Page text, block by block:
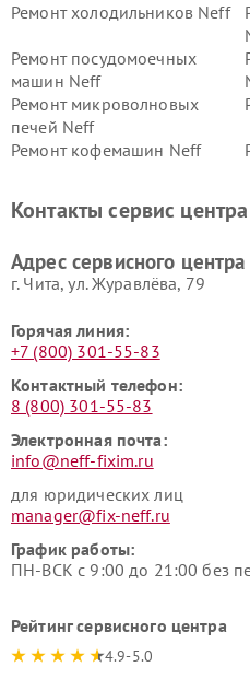
Ремонт холодильников Neff
Ремонт посудомоечных
машин Neff
Ремонт микроволновых
печей Neff
Ремонт кофемашин Neff
Контакты сервис центра
Адрес сервисного
г. Чита, ул. Журавлёва, 79
Горячая линия:
+7 (800) 301-55-83
Контактный телефон:
8 (800) 301-55-83
Электронная почта:
info@neff-fixim.ru
для юридических лиц
manager@fix-neff.ru
График работы:
ПН-ВСК с 9:00 до 21:00 без
Рейтинг сервисного центра
4.9-5.0